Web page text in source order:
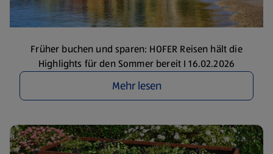
Früher buchen und sparen: HOFER Reisen hält die
Highlights für den Sommer bereit I 16.02.2026
Mehr lesen